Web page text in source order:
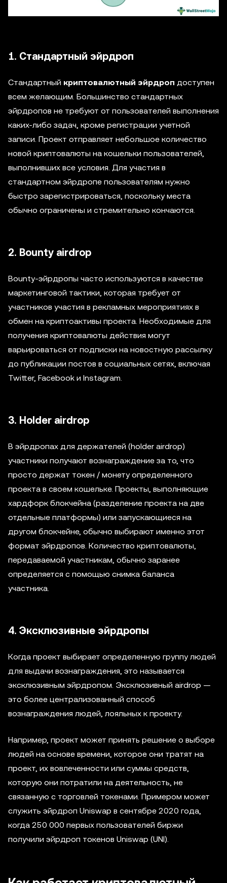
1. Стандартный эйрдроп
Стандартный криптовалютный эйрдроп доступен
всем желающим. Большинство стандартных
эйрдропов не требуют от пользователей выполнения
каких-либо задач, кроме регистрации учетной
записи. Проект отправляет небольшое количество
новой криптовалюты на кошельки пользователей,
выполнивших все условия. Для участия в
стандартном эйрдропе пользователям нужно
быстро зарегистрироваться, поскольку места
обычно ограничены и стремительно кончаются.
2. Bounty airdrop
Bounty-эйрдропы часто используются в качестве
маркетинговой тактики, которая требует от
участников участия в рекламных мероприятиях в
обмен на криптоактивы проекта. Необходимые для
получения криптовалюты действия могут
варьироваться от подписки на новостную рассылку
до публикации постов в социальных сетях, включая
Twitter, Facebook и Instagram.
3. Holder airdrop
В эйрдропах для держателей (holder airdrop)
участники получают вознаграждение за то, что
просто держат токен / монету определенного
проекта в своем кошельке. Проекты, выполняющие
хардфорк блокчейна (разделение проекта на две
отдельные платформы) или запускающиеся на
другом блокчейне, обычно выбирают именно этот
формат эйрдропов. Количество криптовалюты,
передаваемой участникам, обычно заранее
определяется с помощью снимка баланса
участника.
4. Эксклюзивные эйрдропы
Когда проект выбирает определенную группу людей
для выдачи вознаграждения, это называется
эксклюзивным эйрдропом. Эксклюзивный airdrop —
это более централизованный способ
вознаграждения людей, лояльных к проекту.
Например, проект может принять решение о выборе
людей на основе времени, которое они тратят на
проект, их вовлеченности или суммы средств,
которую они потратили на деятельность, не
связанную с торговлей токенами. Примером может
служить эйрдроп Uniswap в сентябре 2020 года,
когда 250 000 первых пользователей биржи
получили эйрдроп токенов Uniswap (UNI).